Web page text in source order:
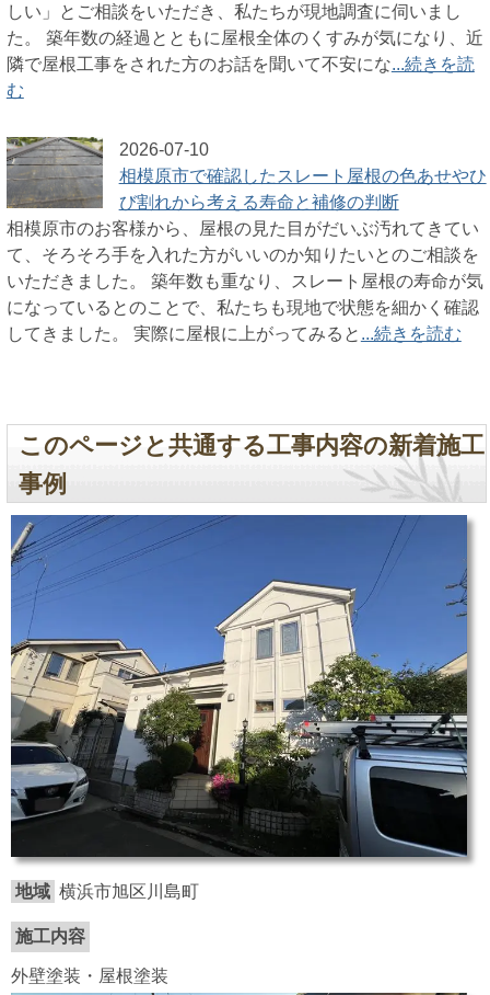
しい」とご相談をいただき、私たちが現地調査に伺いまし
た。 築年数の経過とともに屋根全体のくすみが気になり、近
隣で屋根工事をされた方のお話を聞いて不安にな...続きを読
む
2026-07-10
相模原市で確認したスレート屋根の色あせやひ
び割れから考える寿命と補修の判断
相模原市のお客様から、屋根の見た目がだいぶ汚れてきてい
て、そろそろ手を入れた方がいいのか知りたいとのご相談を
いただきました。 築年数も重なり、スレート屋根の寿命が気
になっているとのことで、私たちも現地で状態を細かく確認
してきました。 実際に屋根に上がってみると ...続きを読む
このページと共通する工事内容の新着施工
事例
地域 横浜市旭区川島町
施工内容
外壁塗装・屋根塗装